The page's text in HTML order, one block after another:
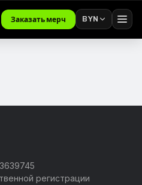
Заказать мерч BYN
регистрации